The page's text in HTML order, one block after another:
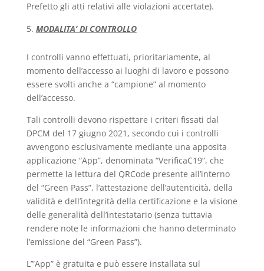
Prefetto gli atti relativi alle violazioni accertate).
MODALITA’ DI CONTROLLO
I controlli vanno effettuati, prioritariamente, al
momento dell’accesso ai luoghi di lavoro e possono
essere svolti anche a “campione” al momento
dell’accesso.
Tali controlli devono rispettare i criteri fissati dal
DPCM del 17 giugno 2021, secondo cui i controlli
avvengono esclusivamente mediante una apposita
applicazione “App”, denominata “VerificaC19”, che
permette la lettura del QRCode presente all’interno
del “Green Pass”, l’attestazione dell’autenticità, della
validità e dell’integrità della certificazione e la visione
delle generalità dell’intestatario (senza tuttavia
rendere note le informazioni che hanno determinato
l’emissione del “Green Pass”).
L’”App” è gratuita e può essere installata sul